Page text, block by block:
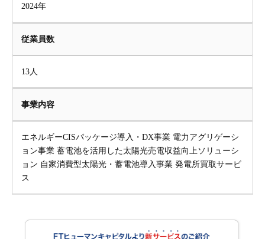
2024年
従業員数
13人
事業内容
エネルギーCISパッケージ導入・DX事業 電力アグリゲーシ
ョン事業 蓄電池を活用した太陽光売電収益向上ソリューシ
ョン 自家消費型太陽光・蓄電池導入事業 発電所買取サービ
ス